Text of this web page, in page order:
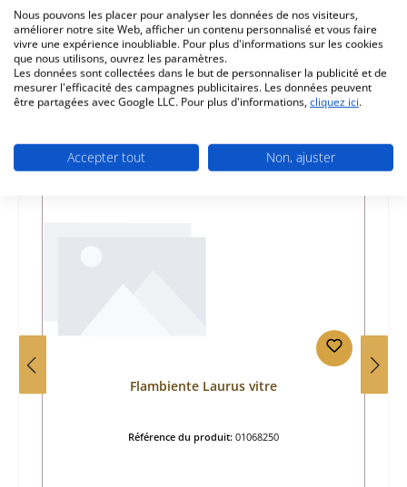
Caractéristiques
Informations sur la sécurité du produit
Ignorer la galerie de produits
Prod. similaires
Flambiente Laurus vitre
Référence du produit: 01068250
Nous pouvons les placer pour analyser les données de nos visiteurs,
améliorer notre site Web, afficher un contenu personnalisé et vous faire
vivre une expérience inoubliable. Pour plus d'informations sur les cookies
que nous utilisons, ouvrez les paramètres.
Les données sont collectées dans le but de personnaliser la publicité et de
mesurer l'efficacité des campagnes publicitaires. Les données peuvent
être partagées avec Google LLC. Pour plus d'informations, cliquez ici.
Accepter tout Non, ajuster